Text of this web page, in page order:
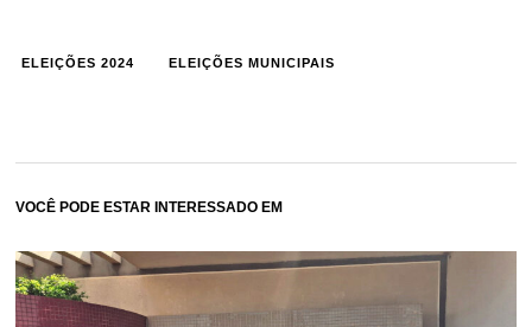
ELEIÇÕES 2024 ELEIÇÕES MUNICIPAIS
VOCÊ PODE ESTAR INTERESSADO EM